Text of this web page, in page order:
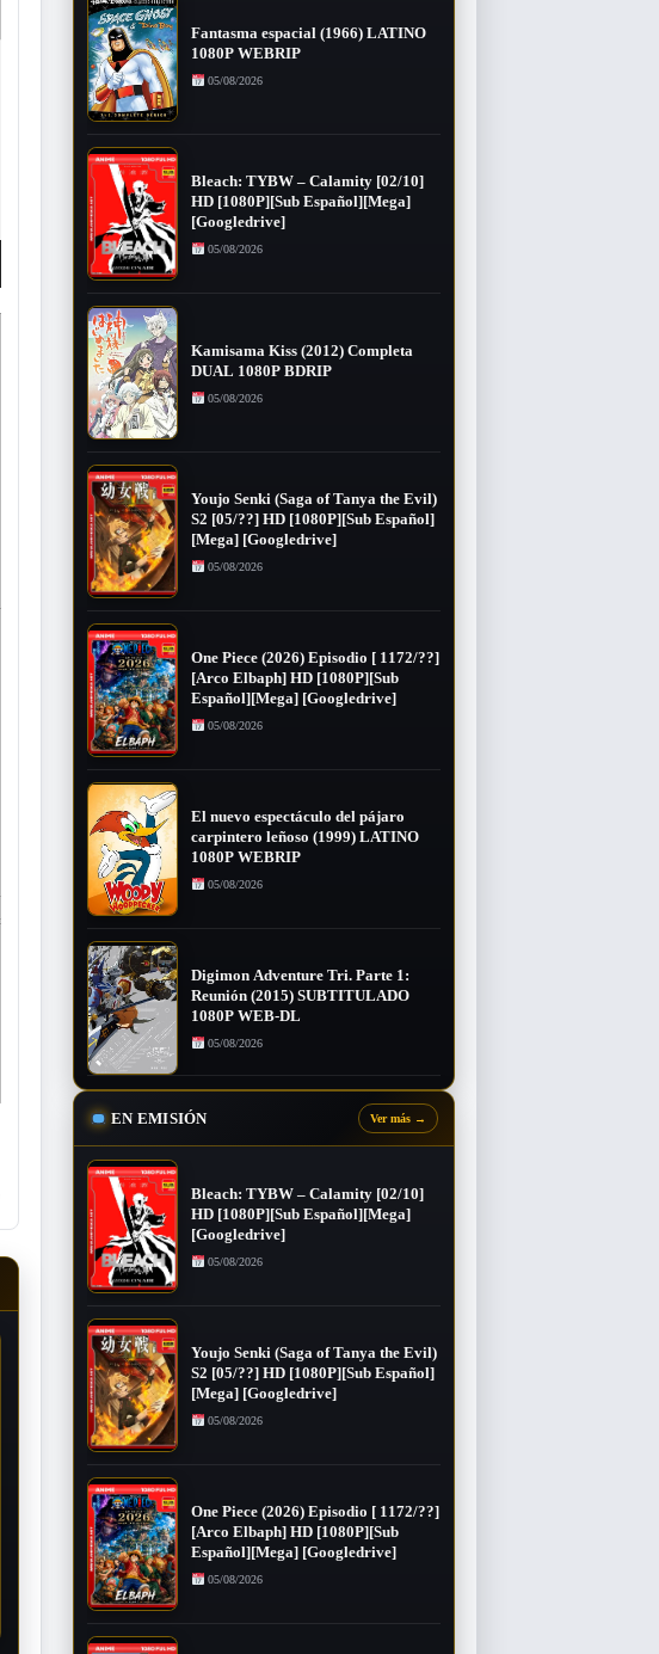
Fantasma espacial (1966) LATINO
1080P WEBRIP
05/08/2026
Bleach: TYBW – Calamity [02/10]
HD [1080P][Sub Español][Mega]
[Googledrive]
05/08/2026
Kamisama Kiss (2012) Completa
DUAL 1080P BDRIP
05/08/2026
Youjo Senki (Saga of Tanya the Evil)
S2 [05/??] HD [1080P][Sub Español]
[Mega] [Googledrive]
05/08/2026
One Piece (2026) Episodio [ 1172/??]
[Arco Elbaph] HD [1080P][Sub
Español][Mega] [Googledrive]
05/08/2026
El nuevo espectáculo del pájaro
carpintero leñoso (1999) LATINO
1080P WEBRIP
05/08/2026
Digimon Adventure Tri. Parte 1:
Reunión (2015) SUBTITULADO
1080P WEB-DL
05/08/2026
EN EMISIÓN Ver más →
Bleach: TYBW – Calamity [02/10]
HD [1080P][Sub Español][Mega]
[Googledrive]
05/08/2026
Youjo Senki (Saga of Tanya the Evil)
S2 [05/??] HD [1080P][Sub Español]
[Mega] [Googledrive]
05/08/2026
One Piece (2026) Episodio [ 1172/??]
[Arco Elbaph] HD [1080P][Sub
Español][Mega] [Googledrive]
05/08/2026